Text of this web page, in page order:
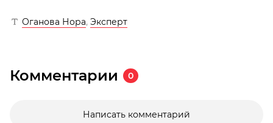
Оганова Нора, Эксперт
Комментарии 0
Написать комментарий